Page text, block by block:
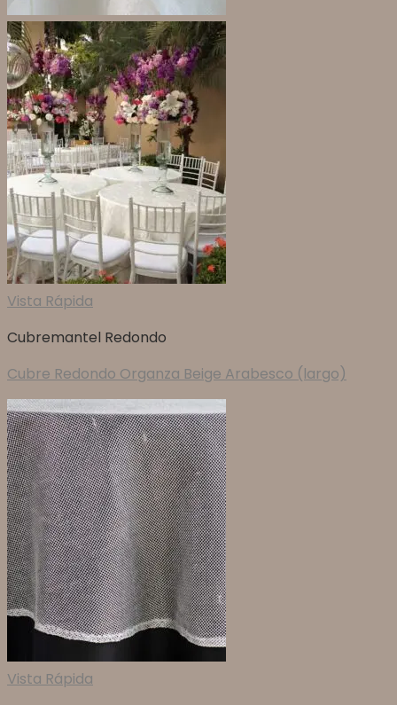
Vista Rápida
Cubremantel Redondo
Cubre Redondo Organza Beige Arabesco (largo)
Vista Rápida